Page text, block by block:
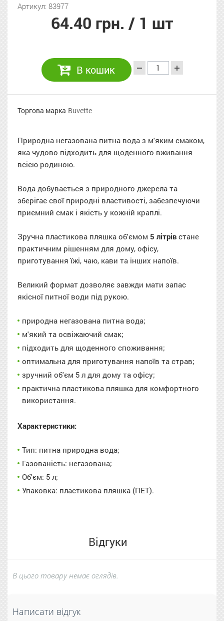
Артикул: 83977
64.40 грн. / 1 шт
В кошик
Торгова марка Buvette
Природна негазована питна вода з м'яким смаком,
яка чудово підходить для щоденного вживання
всією родиною.
Вода добувається з природного джерела та
зберігає свої природні властивості, забезпечуючи
приємний смак і якість у кожній краплі.
Зручна пластикова пляшка об'ємом 5 літрів стане
практичним рішенням для дому, офісу,
приготування їжі, чаю, кави та інших напоїв.
Великий формат дозволяє завжди мати запас
якісної питної води під рукою.
природна негазована питна вода;
м'який та освіжаючий смак;
підходить для щоденного споживання;
оптимальна для приготування напоїв та страв;
зручний об'єм 5 л для дому та офісу;
практична пластикова пляшка для комфортного
використання.
Характеристики:
Тип: питна природна вода;
Газованість: негазована;
Об'єм: 5 л;
Упаковка: пластикова пляшка (ПЕТ).
Відгуки
В цього товару немає оглядів.
Написати відгук